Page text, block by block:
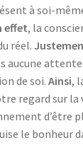
à soi-
effet, la
réel.
aucune attente.
de soi. Ainsi,
regard sur la
d’être
le bonheur